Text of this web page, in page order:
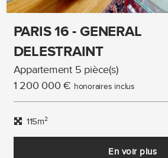
PARIS 16 - GENERAL
DELESTRAINT
Appartement 5 pièce(s)
1 200 000 € honoraires inclus
115m²
En voir plus